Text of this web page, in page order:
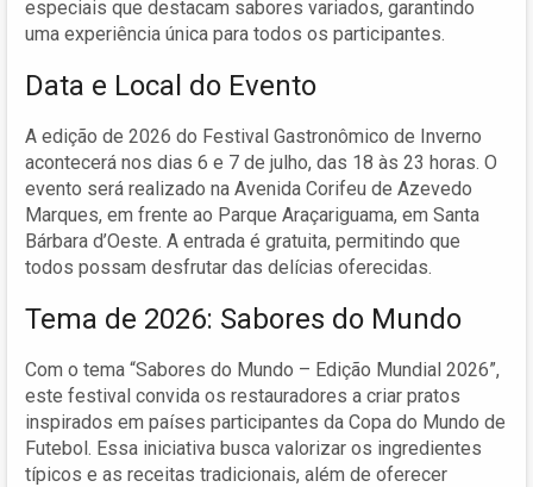
especiais que destacam sabores variados, garantindo
uma experiência única para todos os participantes.
Data e Local do Evento
A edição de 2026 do Festival Gastronômico de Inverno
acontecerá nos dias 6 e 7 de julho, das 18 às 23 horas. O
evento será realizado na Avenida Corifeu de Azevedo
Marques, em frente ao Parque Araçariguama, em Santa
Bárbara d’Oeste. A entrada é gratuita, permitindo que
todos possam desfrutar das delícias oferecidas.
Tema de 2026: Sabores do Mundo
Com o tema “Sabores do Mundo – Edição Mundial 2026”,
este festival convida os restauradores a criar pratos
inspirados em países participantes da Copa do Mundo de
Futebol. Essa iniciativa busca valorizar os ingredientes
típicos e as receitas tradicionais, além de oferecer